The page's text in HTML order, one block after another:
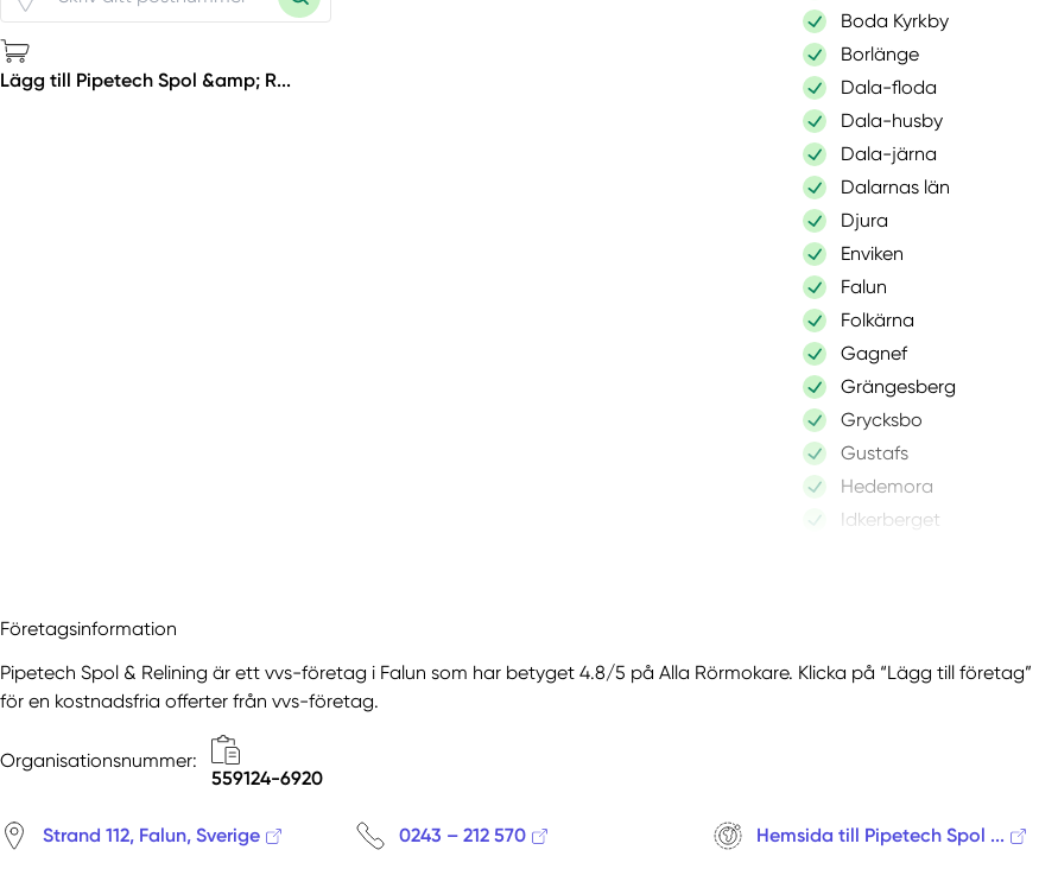
Lägg till Pipetech Spol &amp; R...
Boda Kyrkby
Borlänge
Dala-floda
Dala-husby
Dala-järna
Dalarnas län
Djura
Enviken
Falun
Folkärna
Gagnef
Grängesberg
Grycksbo
Gustafs
Hedemora
Idkerberget
Leksand
Malungsfors
Företagsinformation
Pipetech Spol & Relining är ett vvs-företag i Falun som har betyget 4.8/5 på Alla Rörmokare. Klicka på “Lägg till företag”
för en kostnadsfria offerter från vvs-företag.
Organisationsnummer:
559124-6920
Strand 112, Falun, Sverige 0243 – 212 570 Hemsida till Pipetech Spol ...